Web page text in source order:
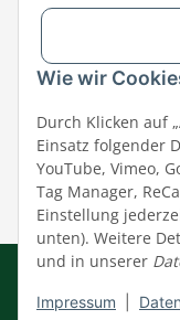
Wie wir
Durch Klicken auf
Einsatz folgender
YouTube, Vimeo,
Tag Manager,
Einstellung
unten). Weitere
und in unserer
Impressum ©